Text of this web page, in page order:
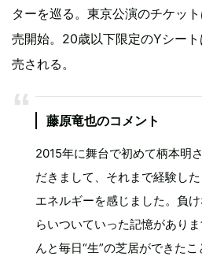
ターを巡る。東京公演のチケッ
売開始。20歳以下限定のYシー
売される。
藤原竜也のコメント
2015年に舞台で初めて柄本明
だきまして、それまで経験し
エネルギーを感じました。負
らいついていった記憶があり
んと毎日“生”の芝居ができた